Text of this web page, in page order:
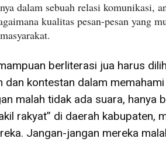
dalam sebuah relasi komunikasi,
kualitas pesan-pesan yang
berliterasi jua harus
dan kontestan dalam
malah tidak ada suara, hanya
rakyat” di daerah kabupaten,
Jangan-jangan mereka